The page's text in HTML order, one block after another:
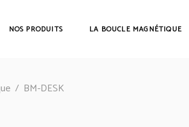
NOS PRODUITS LA BOUCLE MAGNÉTIQUE
/ BM-DESK